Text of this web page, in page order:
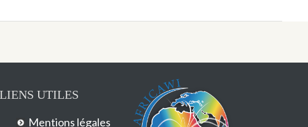
LIENS UTILES
Mentions légales